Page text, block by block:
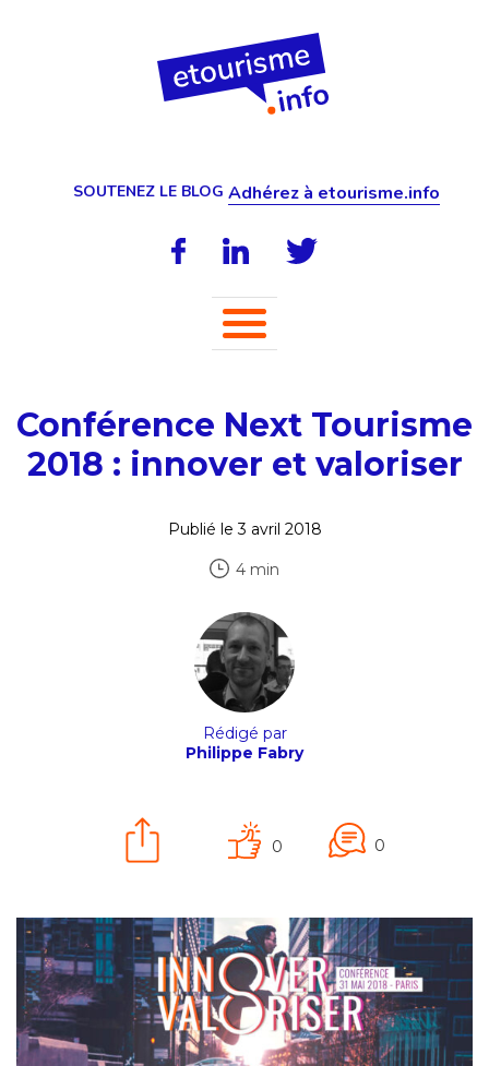
SOUTENEZ LE BLOG Adhérez à etourisme.info
Conférence Next Tourisme
2018 : innover et valoriser
Publié le 3 avril 2018
4 min
Rédigé par
Philippe Fabry
0 0